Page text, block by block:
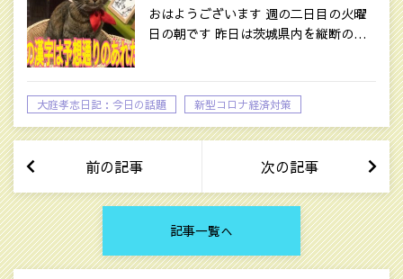
おはようございます 週の二日目の火曜
日の朝です 昨日は茨城県内を縦断の…
大庭孝志日記：今日の話題
新型コロナ経済対策
時事ネタ
前の記事 次の記事
記事一覧へ